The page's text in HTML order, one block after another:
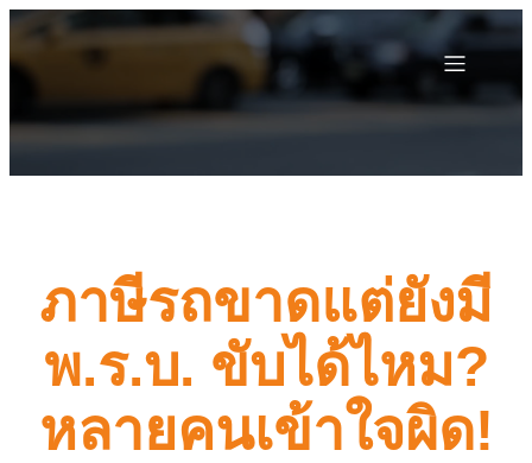
ภาษีรถขาดแต่ยังมี
พ.ร.บ. ขับได้ไหม?
หลายคนเข้าใจผิด!